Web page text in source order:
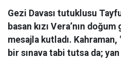
Gezi Davası tutuklusu
basan kızı Vera’nın
mesajla kutladı.
bir sınava tabi tutsa da;